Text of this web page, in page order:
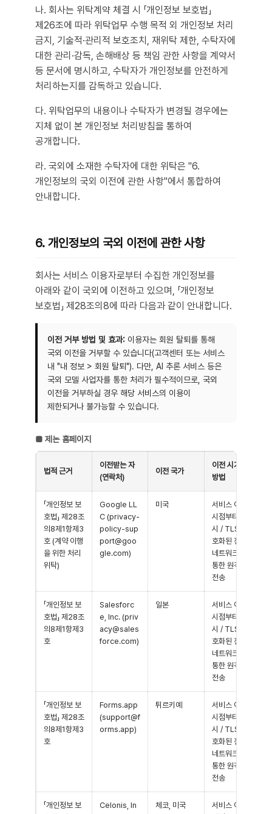
나. 회사는 위탁계약 체결 시 「개인정보 보호법」
제26조에 따라 위탁업무 수행 목적 외 개인정보 처리
금지, 기술적·관리적 보호조치, 재위탁 제한, 수탁자에
대한 관리·감독, 손해배상 등 책임 관한 사항을 계약서
등 문서에 명시하고, 수탁자가 개인정보를 안전하게
처리하는지를 감독하고 있습니다.
다. 위탁업무의 내용이나 수탁자가 변경될 경우에는
지체 없이 본 개인정보 처리방침을 통하여
공개합니다.
라. 국외에 소재한 수탁자에 대한 위탁은 "6.
개인정보의 국외 이전에 관한 사항"에서 통합하여
안내합니다.
6. 개인정보의 국외 이전에 관한 사항
회사는 서비스 이용자로부터 수집한 개인정보를
아래와 같이 국외에 이전하고 있으며, 「개인정보
보호법」 제28조의8에 따라 다음과 같이 안내합니다.
이전 거부 방법 및 효과:이용자는 회원 탈퇴를 통해
국외 이전을 거부할 수 있습니다(고객센터 또는 서비스
내 "내 정보 > 회원 탈퇴"). 다만, AI 추론 서비스 등은
국외 모델 사업자를 통한 처리가 필수적이므로, 국외
이전을 거부하실 경우 해당 서비스의 이용이
제한되거나 불가능할 수 있습니다.
■ 제논 홈페이지
법적 근거
이전받는 자
(연락처)
이전 국가
이전 시기 및
방법
「개인정보 보
호법」 제28조
의8제1항제3
호 (계약 이행
을 위한 처리
위탁)
Google LL
C (privacy-
policy-sup
port@goo
gle.com)
미국
서비스 이용
시점부터 즉
시 / TLS 암
호화된 전용
네트워크를
통한 원격지
전송
「개인정보 보
호법」 제28조
의8제1항제3
호
Salesforc
e, Inc. (priv
acy@sales
force.com)
일본
서비스 이용
시점부터 즉
시 / TLS 암
호화된 전용
네트워크를
통한 원격지
전송
「개인정보 보
호법」 제28조
의8제1항제3
호
Forms.app
(support@f
orms.app)
튀르키예
서비스 이용
시점부터 즉
시 / TLS 암
호화된 전용
네트워크를
통한 원격지
전송
「개인정보 보
Celonis, In
체코, 미국
서비스 이용